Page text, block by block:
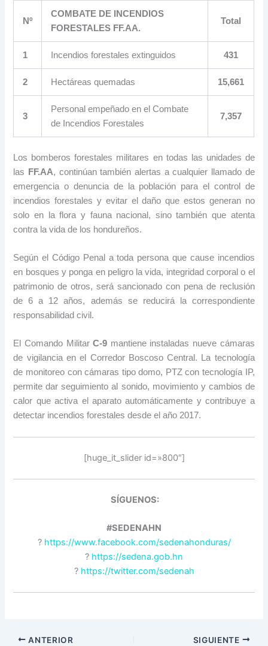
Nº
COMBATE DE INCENDIOS
FORESTALES FF.AA.
Total
1 Incendios forestales extinguidos 431
2 Hectáreas quemadas 15,661
3
Personal empeñado en el Combate
de Incendios Forestales
7,357
Los bomberos forestales militares en todas las unidades de
las
FF.AA, continúan también alertas a cualquier llamado de
emergencia o denuncia de la población para el control de
incendios forestales y evitar el daño que estos generan no
solo en la flora y fauna nacional, sino también que atenta
contra la vida de los hondureños.
Según el Código Penal a toda persona que cause incendios
en bosques y ponga en peligro la vida, integridad corporal o el
patrimonio de otros, será sancionado con pena de reclusión
de 6 a 12 años, además se reducirá la correspondiente
responsabilidad civil.
El Comando MilitarC-9 mantiene instaladas nueve cámaras
de vigilancia en el Corredor Boscoso Central. La tecnología
de monitoreo con cámaras tipo domo, PTZ con tecnología IP,
permite dar seguimiento al sonido, movimiento y cambios de
calor que activa el aparato automáticamente y contribuye a
detectar incendios forestales desde el año 2017.
[huge_it_slider id=»800″]
SÍGUENOS:
#SEDENAHN
? https://www.facebook.com/sedenahonduras/
? https://sedena.gob.hn
? https://twitter.com/sedenah
ANTERIOR SIGUIENTE